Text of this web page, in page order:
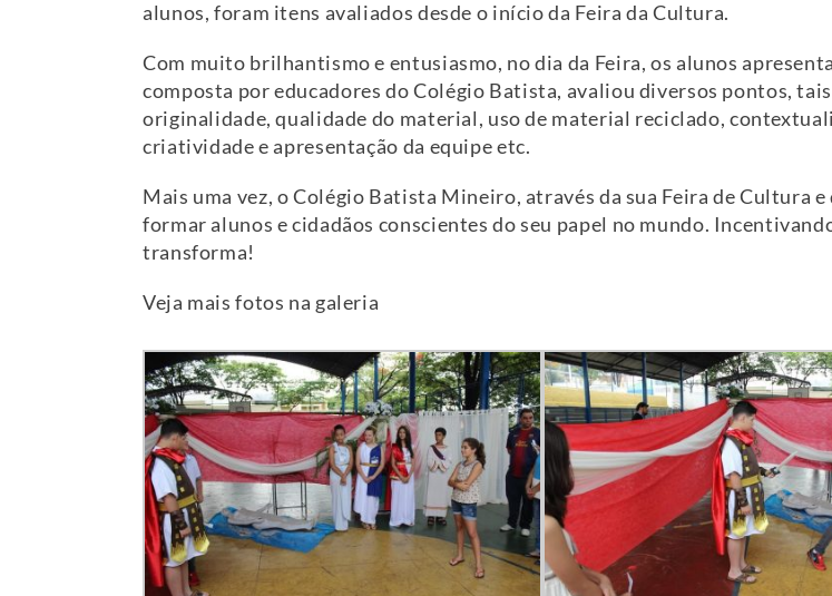
alunos, foram itens avaliados desde o início da Feira da Cultura.
Com muito brilhantismo e entusiasmo, no dia da Feira, os alunos
composta por educadores do Colégio Batista, avaliou diversos pontos,
originalidade, qualidade do material, uso de material reciclado,
criatividade e apresentação da equipe etc.
Mais uma vez, o Colégio Batista Mineiro, através da sua Feira de Cultura
formar alunos e cidadãos conscientes do seu papel no mundo.
transforma!
Veja mais fotos na galeria